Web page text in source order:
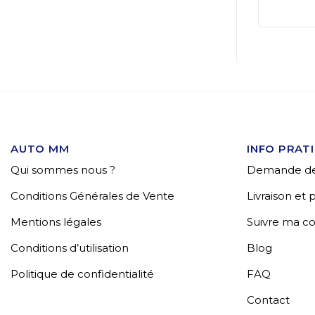
AUTO MM
Qui sommes nous ?
Conditions Générales de Vente
Mentions légales
Conditions d’utilisation
Politique de confidentialité
INFO
Demande
Livraison et
Suivre ma
Blog
FAQ
Contact